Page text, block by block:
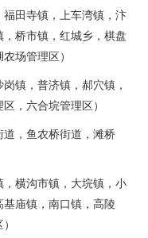
田寺镇，上车湾镇，汴
桥市镇，红城乡，棋盘
场管理区）
镇，普济镇，郝穴镇，
，六合垸管理区）
，鱼农桥街道，滩桥
横沟市镇，大垸镇，小
庙镇，南口镇，高陵